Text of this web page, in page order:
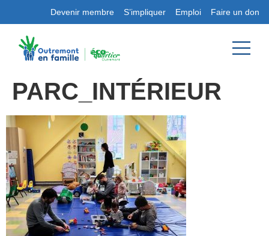
Devenir membre S’impliquer Emploi Faire un don
PARC_INTÉRIEUR